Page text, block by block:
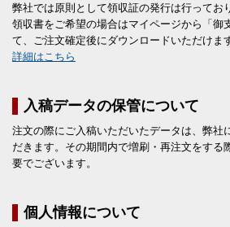
弊社では原則として領収証の発行は行ってお
領収書をご希望の場合はマイページから「御
て、ご注文確定後にダウンロードいただけま
詳細はこちら
入稿データの保管について
注文の際にご入稿いただいたデータは、弊社
だきます。その期間内で増刷・再注文をする
要でございます。
個人情報について